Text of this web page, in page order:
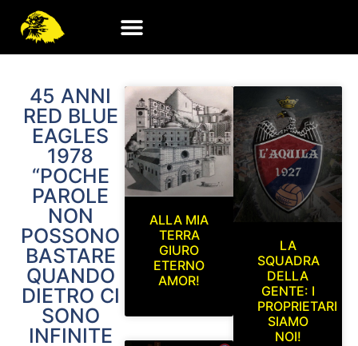
45 ANNI
RED BLUE
EAGLES
1978
“POCHE
PAROLE
NON
POSSONO
BASTARE
QUANDO
DIETRO CI
SONO
INFINITE
ALLA MIA
TERRA
GIURO
ETERNO
AMOR!
LA
SQUADRA
DELLA
GENTE: I
PROPRIETARI
SIAMO
NOI!